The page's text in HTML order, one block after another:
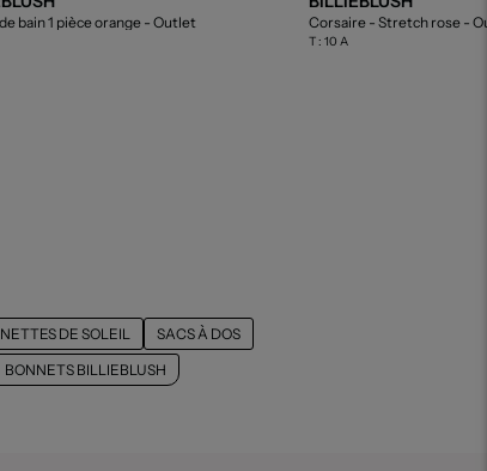
bain 1 pièce orange - Outlet Corsaire - Stretch rose -
T : 10 A
DE SOLEIL
SACS À DOS
BONNETS BILLIEBLUSH